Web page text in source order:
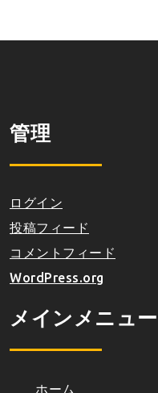
管理
ログイン
投稿フィード
コメントフィード
WordPress.org
メインメニュー
ホーム